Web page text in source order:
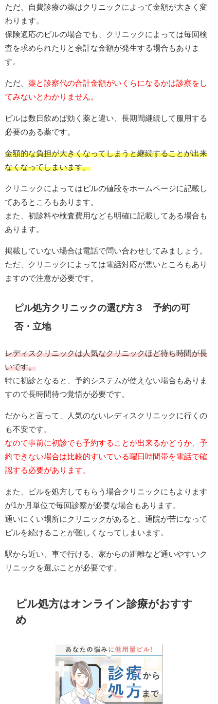
ただ、自費診療の薬はクリニックによって金額が大きく変
わります。
保険適応のピルの場合でも、クリニックによっては毎回検
査を求められたりと余計な金額が発生する場合もありま
す。
ただ、 薬と診察代の合計金額がいくらになるかは診察をし
てみないとわかりません。
ピルは数日飲めば効く薬と違い、長期間継続して服用する
必要のある薬です。
金額的な負担が大きくなってしまうと継続することが出来
なくなってしまいます。
クリニックによってはピルの値段をホームページに記載し
てあるところもあります。
また、初診料や検査費用なども明確に記載してある場合も
あります。
掲載していない場合は電話で問い合わせしてみましょう。
ただ、クリニックによっては電話対応が悪いところもあり
ますので注意が必要です。
ピル処方クリニックの選び方３ 予約の可
否・立地
レディスクリニックは人気なクリニックほど待ち時間が長
いです。
特に初診となると、予約システムが使えない場合もありま
すので長時間待つ覚悟が必要です。
だからと言って、人気のないレディスクリニックに行くの
も不安です。
なので事前に初診でも予約することが出来るかどうか、予
約できない場合は比較的すいている曜日時間帯を電話で確
認する必要があります。
また、ピルを処方してもらう場合クリニックにもよります
が1か月単位で毎回診察が必要な場合もあります。
通いにくい場所にクリニックがあると、通院が苦になって
ピルを続けることが難しくなってしまいます。
駅から近い、車で行ける、家からの距離など通いやすいク
リニックを選ぶことが必要です。
ピル処方はオンライン診療がおすす
め